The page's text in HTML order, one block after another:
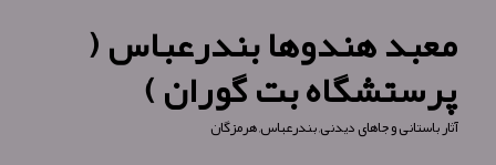
معبد هندوها بندرعباس (
پرستشگاه بت‌ گوران )
آثار باستانی و جاهای دیدنی,بندرعباس,هرمزگان